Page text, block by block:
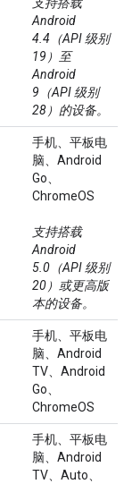
Android
4.4（API 级别
19）至
Android
9（API 级别
28）的设备。
手机、平板电
脑、Android
Go、
ChromeOS
支持搭载
Android
5.0（API 级别
20）或更高版
本的设备。
手机、平板电
脑、Android
TV、Android
Go、
ChromeOS
手机、平板电
脑、Android
TV、Auto、